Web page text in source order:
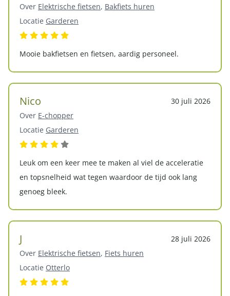
Over Elektrische fietsen, Bakfiets huren
Locatie Garderen
Mooie bakfietsen en fietsen, aardig personeel.
Nico
30 juli 2026
Over E-chopper
Locatie Garderen
Leuk om een keer mee te maken al viel de acceleratie
en topsnelheid wat tegen waardoor de tijd ook lang
genoeg bleek.
J
28 juli 2026
Over Elektrische fietsen, Fiets huren
Locatie Otterlo